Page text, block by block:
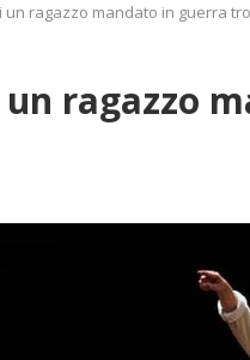
un ragazzo mandato in guerra
ragazzo